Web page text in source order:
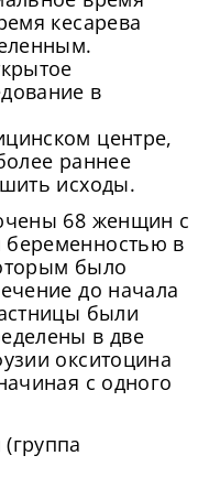
кесарева
в
центре,
раннее
исходы.
68 женщин с
в
было
до начала
были
в две
окситоцина
с одного